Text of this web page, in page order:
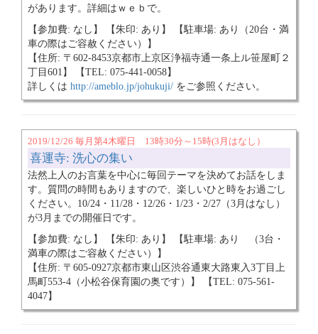
があります。詳細はｗｅｂで。
【参加費: なし】 【朱印: あり】 【駐車場: あり（20台・満
車の際はご容赦ください）】
【住所: 〒602-8453京都市上京区浄福寺通一条上ル笹屋町２
丁目601】 【TEL: 075-441-0058】
詳しくは http://ameblo.jp/johukuji/ をご参照ください。
2019/12/26 毎月第4木曜日 13時30分～15時(3月はなし）
喜運寺: 洗心の集い
法然上人のお言葉を中心に毎回テーマを決めてお話をしま
す。質問の時間もありますので、楽しいひと時をお過ごし
ください。10/24・11/28・12/26・1/23・2/27（3月はなし）
が3月までの開催日です。
【参加費: なし】 【朱印: あり】 【駐車場: あり （3台・
満車の際はご容赦ください）】
【住所: 〒605-0927京都市東山区渋谷通東大路東入3丁目上
馬町553-4（小松谷保育園の奥です）】 【TEL: 075-561-
4047】